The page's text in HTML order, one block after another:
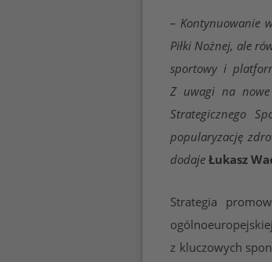
– Kontynuowanie
Piłki Nożnej, ale
sportowy i
Z uwagi na nowe
Strategicznego
popularyzację
dodaje Łukasz
Strategia
z kluczowych